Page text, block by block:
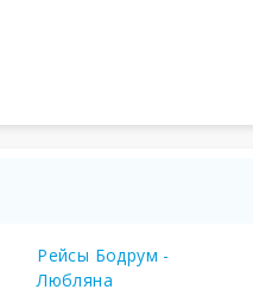
Рейсы Бодрум -
Любляна